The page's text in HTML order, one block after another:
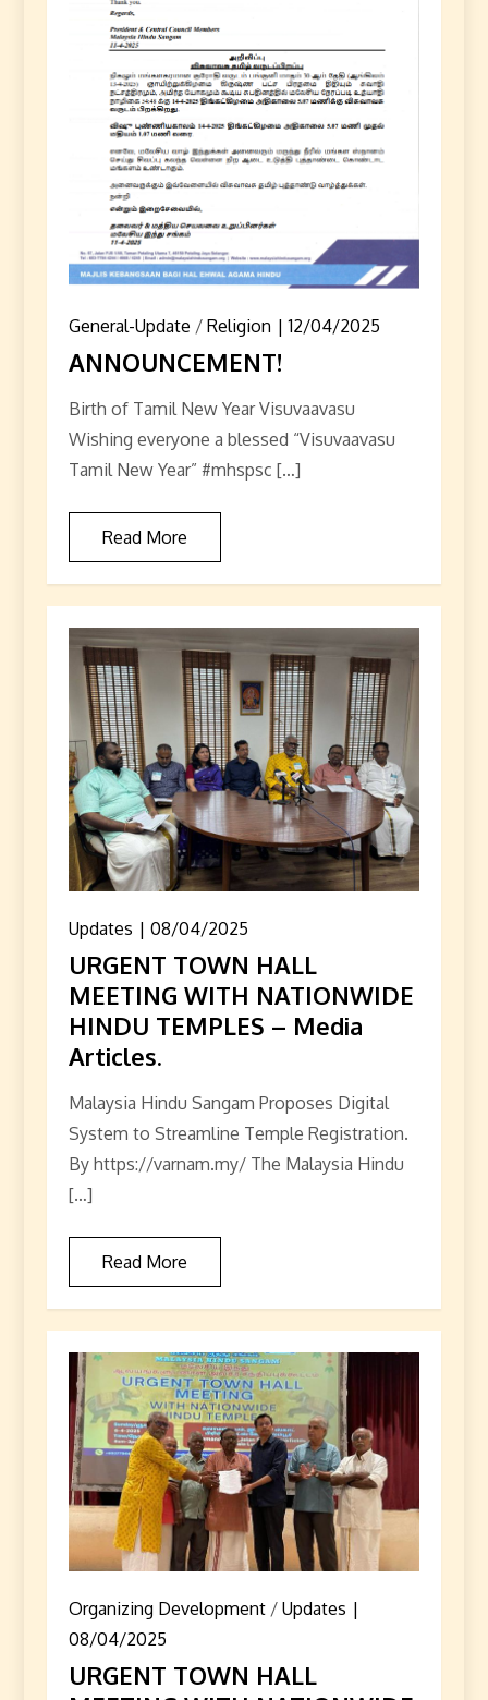
General-Update / Religion 12/04/2025
ANNOUNCEMENT!
Birth of Tamil New Year Visuvaavasu
Wishing everyone a blessed “Visuvaavasu
Tamil New Year” #mhspsc […]
Read More
Updates 08/04/2025
URGENT TOWN HALL
MEETING WITH NATIONWIDE
HINDU TEMPLES – Media
Articles.
Malaysia Hindu Sangam Proposes Digital
System to Streamline Temple Registration.
By https://varnam.my/ The Malaysia Hindu
[…]
Read More
Organizing Development/ Updates
08/04/2025
URGENT TOWN HALL